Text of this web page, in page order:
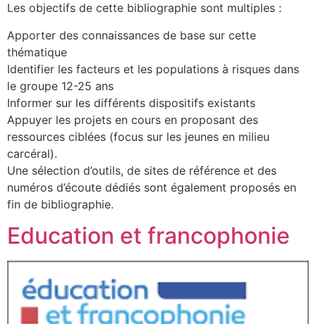
Les objectifs de cette bibliographie sont multiples :
Apporter des connaissances de base sur cette
thématique
Identifier les facteurs et les populations à risques dans
le groupe 12-25 ans
Informer sur les différents dispositifs existants
Appuyer les projets en cours en proposant des
ressources ciblées (focus sur les jeunes en milieu
carcéral).
Une sélection d’outils, de sites de référence et des
numéros d’écoute dédiés sont également proposés en
fin de bibliographie.
Education et francophonie